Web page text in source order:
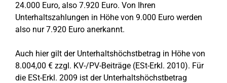
24.000 Euro, also 7.920 Euro. Von Ihren
Unterhaltszahlungen in Höhe von 9.000 Euro werden
also nur 7.920 Euro anerkannt.
Auch hier gilt der Unterhaltshöchstbetrag in Höhe von
8.004,00 € zzgl. KV-/PV-Beiträge (ESt-Erkl. 2010). Für
die ESt-Erkl. 2009 ist der Unterhaltshöchstbetrag